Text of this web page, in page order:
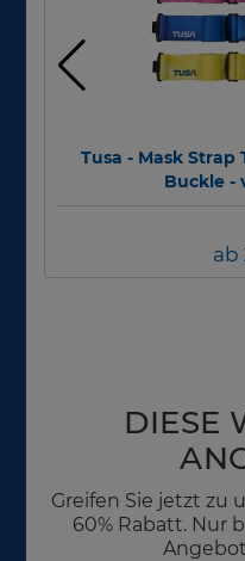
Tusa - Mask
Buckle -
ab
DIESE
Greifen Sie jetzt zu
60% Rabatt. Nur